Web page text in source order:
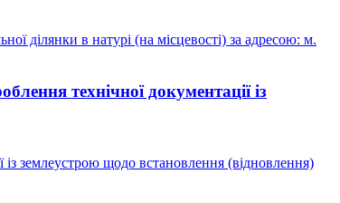
ділянки в натурі (на місцевості) за адресою: м.
технічної документації із
землеустрою щодо встановлення (відновлення)